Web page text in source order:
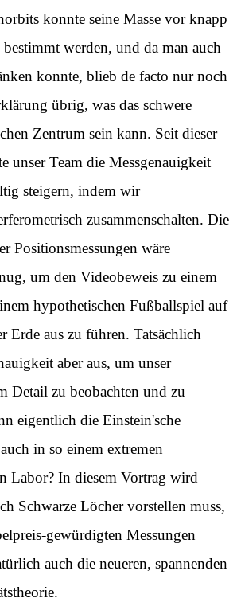
konnte seine Masse vor knapp
bestimmt werden, und da man auch
konnte, blieb de facto nur noch
übrig, was das schwere
Zentrum sein kann. Seit dieser
unser Team die Messgenauigkeit
steigern, indem wir
zusammenschalten. Die
Positionsmessungen wäre
um den Videobeweis zu einem
hypothetischen Fußballspiel auf
Erde aus zu führen. Tatsächlich
aber aus, um unser
Detail zu beobachten und zu
eigentlich die Einstein'sche
in so einem extremen
Labor? In diesem Vortrag wird
Schwarze Löcher vorstellen muss,
gewürdigten Messungen
auch die neueren, spannenden